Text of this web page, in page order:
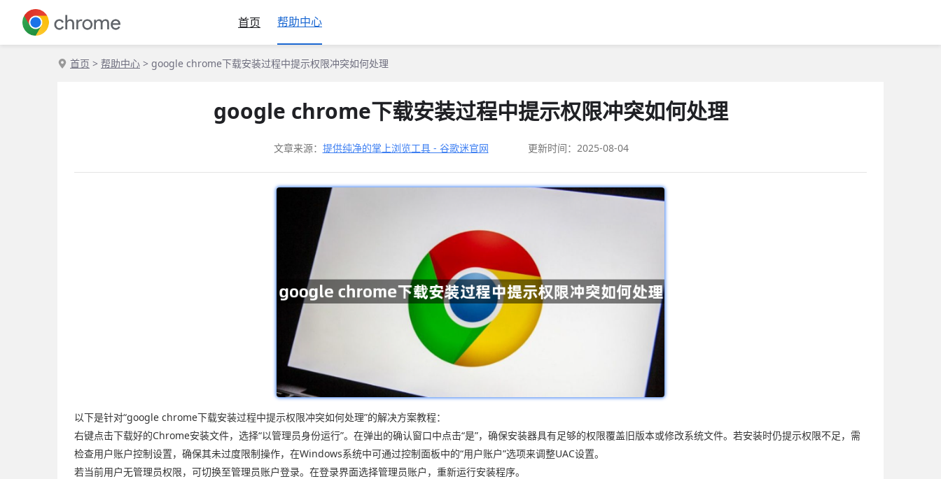
首页 帮助中心
首页 > 帮助中心 > google chrome下载安装过程中提示权限冲突如何处理
google chrome下载安装过程中提示权限冲突如何处理
文章来源： 提供纯净的掌上浏览工具 - 谷歌迷官网 更新时间：2025-08-04
以下是针对“google chrome下载安装过程中提示权限冲突如何处理”的解决方案教程：
右键点击下载好的Chrome安装文件，选择“以管理员身份运行”。在弹出的确认窗口中点击“是”，确保安装器具有足够的权限覆盖旧版本或修改系统文件。若安装时仍提示权限不足，需
检查用户账户控制设置，确保其未过度限制操作，在Windows系统中可通过控制面板中的“用户账户”选项来调整UAC设置。
若当前用户无管理员权限，可切换至管理员账户登录。在登录界面选择管理员账户，重新运行安装程序。